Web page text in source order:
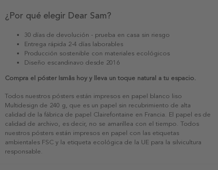
¿Por qué elegir Dear Sam?
30 días de devolución - prueba en casa sin riesgo
Entrega rápida 2-4 días laborables
Producción sostenible con materiales ecológicos
Diseño escandinavo desde 2016
Compra el póster Ismås hoy y lleva un toque natural a tu espacio.
Todos nuestros pósters están impresos en papel blanco liso
Multidesign de 240 g, que es un papel sin recubrimiento de alta
calidad de la fábrica de papel Clairefontaine en Francia. El papel es de
calidad de archivo, es decir, no se amarillea con el tiempo. Todos
nuestros pósters están impresos en papel con las etiquetas
ambientales FSC y la etiqueta ecológica de la UE para la silvicultura
responsable.